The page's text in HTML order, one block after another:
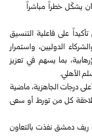
يشكّل خطراً مباشراً
على فاعلية التنسيق
الدوليين، واستمرار
بما يسهم في تعزيز
الأهلي.
درجات الجاهزية، ماضية
كل من تورط أو سعى
ريف دمشق نفذت بالتعاون